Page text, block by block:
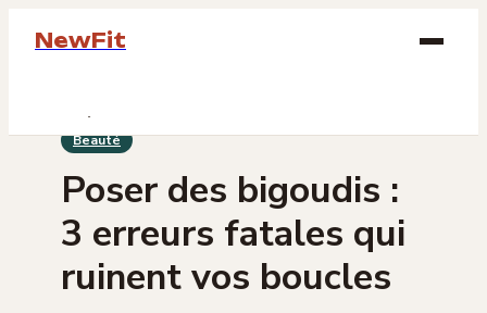
NewFit
Beauté
Bijoux
Beauté
Poser des bigoudis :
3 erreurs fatales qui
ruinent vos boucles